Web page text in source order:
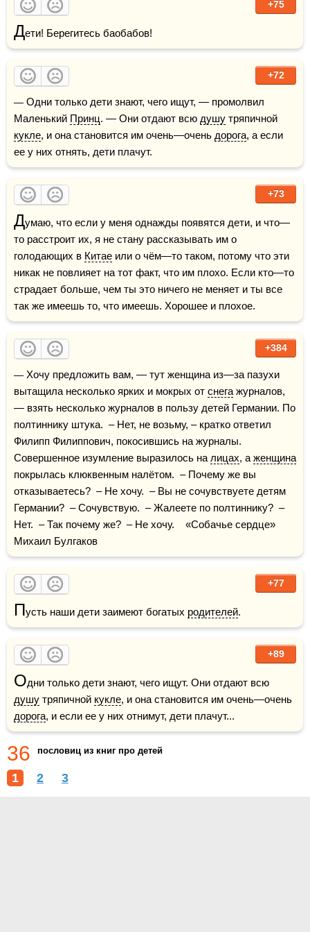
+75
Дети! Берегитесь баобабов!
+72
— Одни только дети знают, чего ищут, — промолвил
Маленький Принц. — Они отдают всю душу
кукле, и она становится им очень—очень дорога, а если
ее у них отнять, дети плачут.
+73
Думаю, что если у меня однажды появятся дети, и что—
то расстроит их, я не стану рассказывать им о
голодающих в Китае или о чём—то таком, потому что эти
никак не повлияет на тот факт, что им плохо. Если кто—то
страдает больше, чем ты это ничего не меняет и ты все
так же имеешь то, что имеешь. Хорошее и плохое.
+384
— Хочу предложить вам, — тут женщина из—за пазухи
вытащила несколько ярких и мокрых от снега журналов,
— взять несколько журналов в пользу детей Германии. По
полтиннику штука.  – Нет, не возьму, – кратко ответил
Филипп Филиппович, покосившись на журналы.
Совершенное изумление выразилось на лицах, а женщина
покрылась клюквенным налётом.  – Почему же вы
отказываетесь?  – Не хочу.  – Вы не сочувствуете детям
Германии?  – Сочувствую.  – Жалеете по полтиннику?  –
Нет.  – Так почему же?  – Не хочу.    «Собачье сердце»
Михаил Булгаков
+77
Пусть наши дети заимеют богатых родителей.
+89
О
душу тряпичной кукле
дорога, и если ее у них отнимут, дети плачут...
36 пословиц из книг про детей
1 2 3